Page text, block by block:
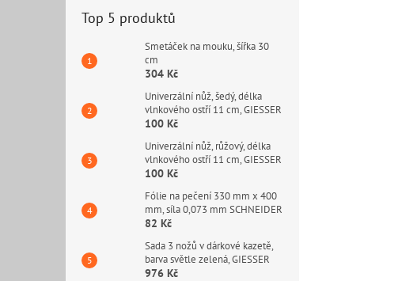
Top 5 produktů
Smetáček na mouku, šířka 30
cm
304 Kč
Univerzální nůž, šedý, délka
vlnkového ostří 11 cm, GIESSER
100 Kč
Univerzální nůž, růžový, délka
vlnkového ostří 11 cm, GIESSER
100 Kč
Fólie na pečení 330 mm x 400
mm, síla 0,073 mm SCHNEIDER
82 Kč
Sada 3 nožů v dárkové kazetě,
barva světle zelená, GIESSER
976 Kč